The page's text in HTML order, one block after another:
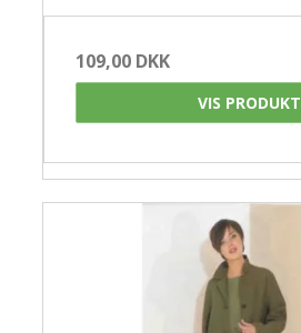
109,00 DKK
VIS PRODUKT